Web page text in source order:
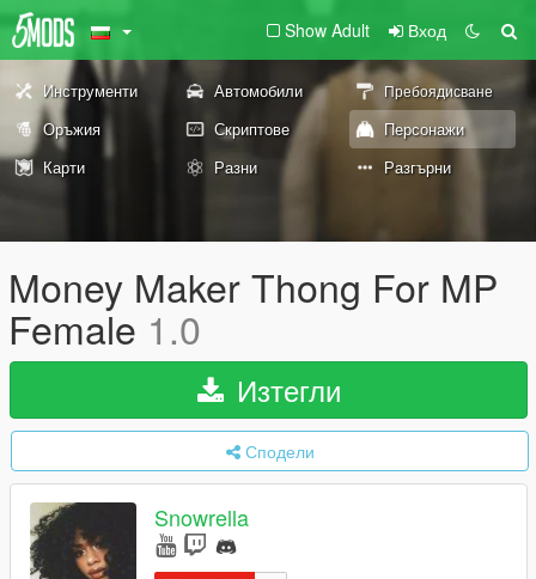
Show Adult Вход
Инструменти Автомобили Пребоядисване
Оръжия Скриптове
Персонажи
Карти
Разни Разгърни
Money Maker Thong For MP
Female 1.0
Изтегли
Сподели
Snowrella